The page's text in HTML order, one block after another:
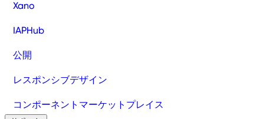
Xano
IAPHub
公開
レスポンシブデザイン
コンポーネントマーケットプレイス